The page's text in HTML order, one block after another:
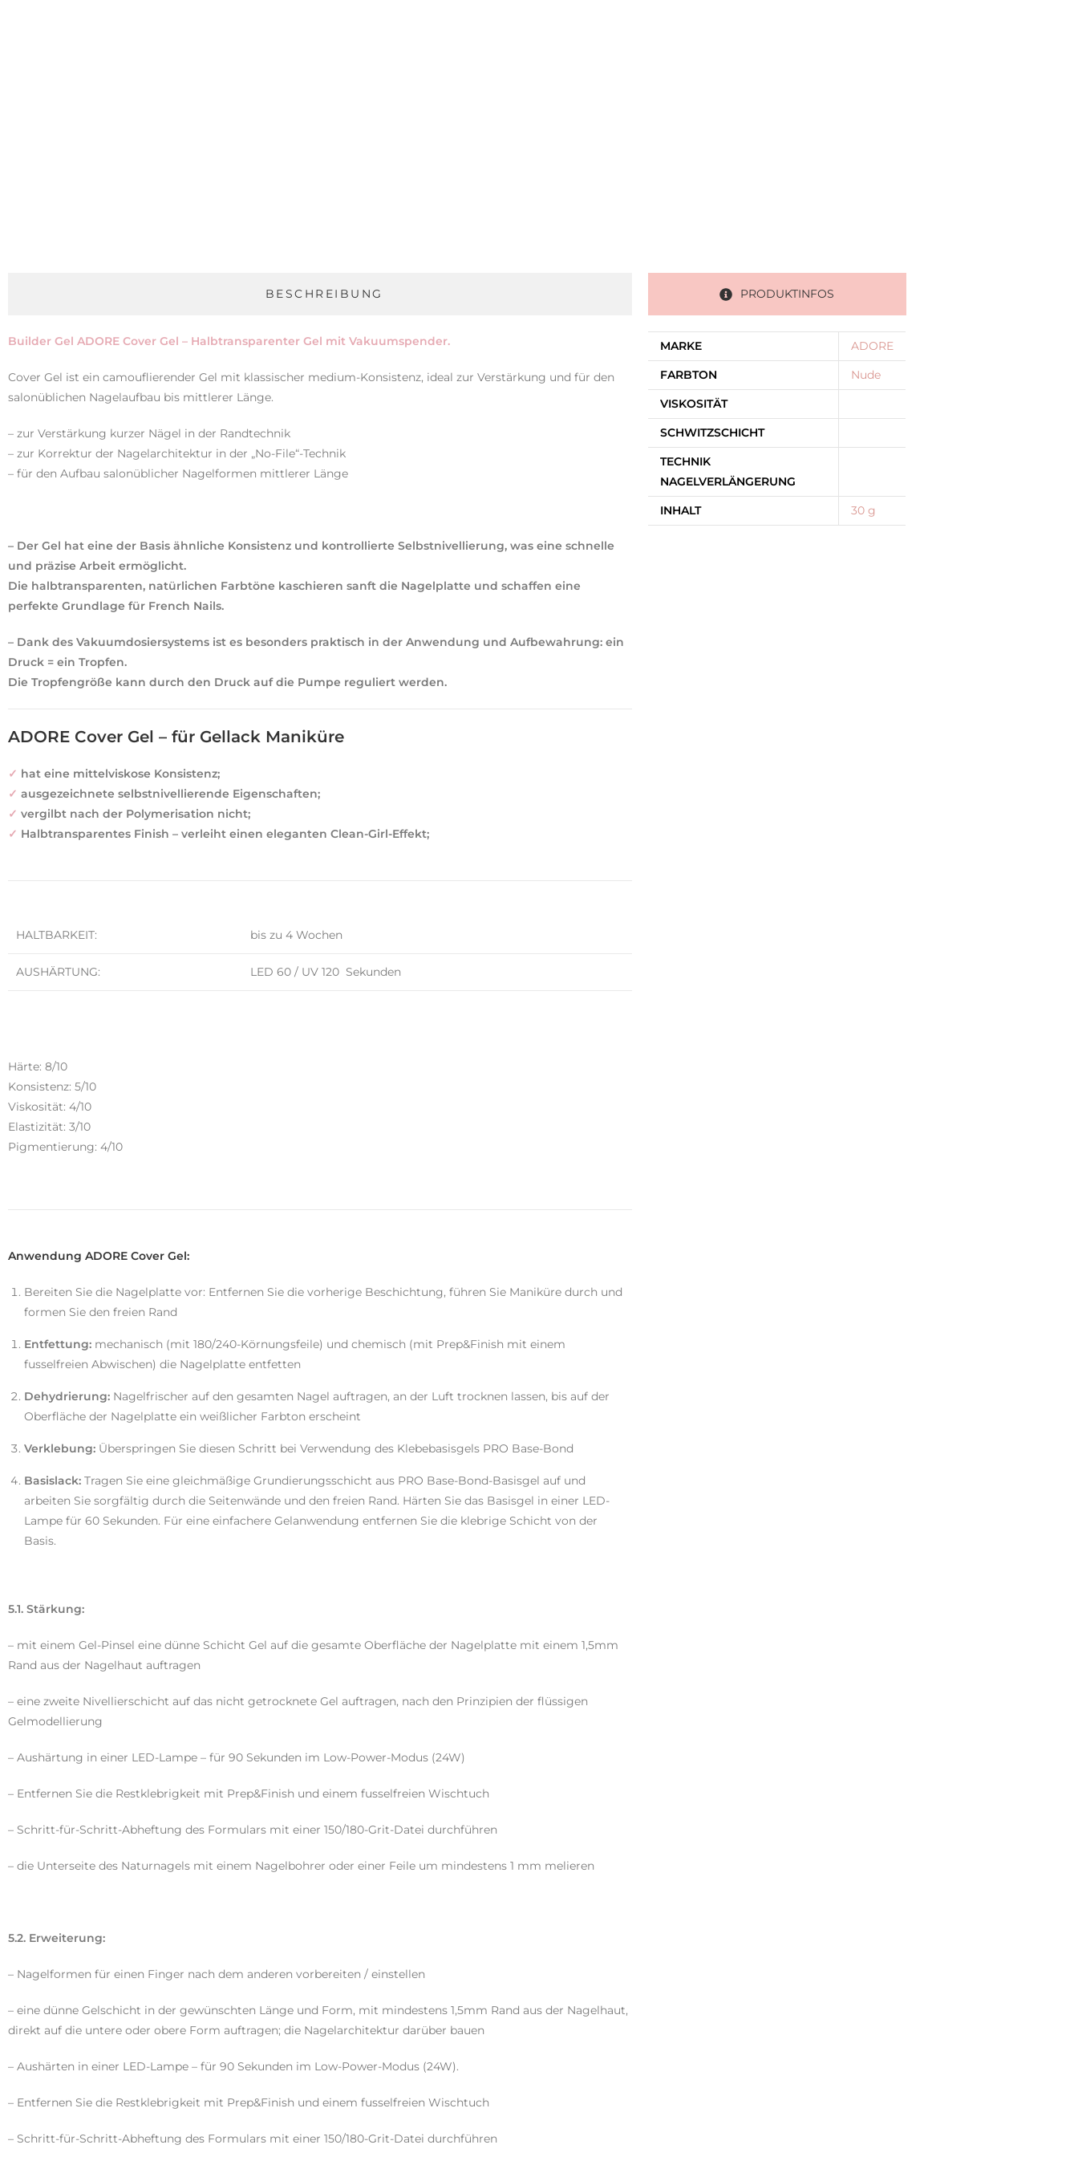
BESCHREIBUNG
Builder Gel ADORE Cover Gel – Halbtransparenter Gel mit Vakuumspender.
Cover Gel ist ein camouflierender Gel mit klassischer medium-Konsistenz, ideal zur Verstärkung und für den
salonüblichen Nagelaufbau bis mittlerer Länge.
– zur Verstärkung kurzer Nägel in der Randtechnik
– zur Korrektur der Nagelarchitektur in der „No-File“-Technik
– für den Aufbau salonüblicher Nagelformen mittlerer Länge
– Der Gel hat eine der Basis ähnliche Konsistenz und kontrollierte Selbstnivellierung, was eine schnelle
und präzise Arbeit ermöglicht.
Die halbtransparenten, natürlichen Farbtöne kaschieren sanft die Nagelplatte und schaffen eine
perfekte Grundlage für French Nails.
– Dank des Vakuumdosiersystems ist es besonders praktisch in der Anwendung und Aufbewahrung: ein
Druck = ein Tropfen.
Die Tropfengröße kann durch den Druck auf die Pumpe reguliert werden.
ADORE Cover Gel – für Gellack Maniküre
✓ hat eine mittelviskose Konsistenz;
✓ ausgezeichnete selbstnivellierende Eigenschaften;
✓ vergilbt nach der Polymerisation nicht;
✓ Halbtransparentes Finish – verleiht einen eleganten Clean-Girl-Effekt;
HALTBARKEIT: bis zu 4 Wochen
AUSHÄRTUNG: LED 60 / UV 120 Sekunden
Härte: 8/10
Konsistenz: 5/10
Viskosität: 4/10
Elastizität: 3/10
Pigmentierung: 4/10
Anwendung ADORE Cover Gel:
Bereiten Sie die Nagelplatte vor: Entfernen Sie die vorherige Beschichtung, führen Sie Maniküre durch und
formen Sie den freien Rand
Entfettung: mechanisch (mit 180/240-Körnungsfeile) und chemisch (mit Prep&Finish mit einem
fusselfreien Abwischen) die Nagelplatte entfetten
Dehydrierung: Nagelfrischer auf den gesamten Nagel auftragen, an der Luft trocknen lassen, bis auf der
Oberfläche der Nagelplatte ein weißlicher Farbton erscheint
Verklebung: Überspringen Sie diesen Schritt bei Verwendung des Klebebasisgels PRO Base-Bond
Basislack: Tragen Sie eine gleichmäßige Grundierungsschicht aus PRO Base-Bond-Basisgel auf und
arbeiten Sie sorgfältig durch die Seitenwände und den freien Rand. Härten Sie das Basisgel in einer LED-
Lampe für 60 Sekunden. Für eine einfachere Gelanwendung entfernen Sie die klebrige Schicht von der
Basis.
5.1. Stärkung:
– mit einem Gel-Pinsel eine dünne Schicht Gel auf die gesamte Oberfläche der Nagelplatte mit einem 1,5mm
Rand aus der Nagelhaut auftragen
– eine zweite Nivellierschicht auf das nicht getrocknete Gel auftragen, nach den Prinzipien der flüssigen
Gelmodellierung
– Aushärtung in einer LED-Lampe – für 90 Sekunden im Low-Power-Modus (24W)
– Entfernen Sie die Restklebrigkeit mit Prep&Finish und einem fusselfreien Wischtuch
– Schritt-für-Schritt-Abheftung des Formulars mit einer 150/180-Grit-Datei durchführen
– die Unterseite des Naturnagels mit einem Nagelbohrer oder einer Feile um mindestens 1 mm melieren
5.2. Erweiterung:
– Nagelformen für einen Finger nach dem anderen vorbereiten / einstellen
– eine dünne Gelschicht in der gewünschten Länge und Form, mit mindestens 1,5mm Rand aus der Nagelhaut,
direkt auf die untere oder obere Form auftragen; die Nagelarchitektur darüber bauen
– Aushärten in einer LED-Lampe – für 90 Sekunden im Low-Power-Modus (24W).
– Entfernen Sie die Restklebrigkeit mit Prep&Finish und einem fusselfreien Wischtuch
– Schritt-für-Schritt-Abheftung des Formulars mit einer 150/180-Grit-Datei durchführen
PRODUKTINFOS
MARKE
ADORE
FARBTON
Nude
VISKOSITÄT
SCHWITZSCHICHT
TECHNIK
NAGELVERLÄNGERUNG
INHALT
30 g